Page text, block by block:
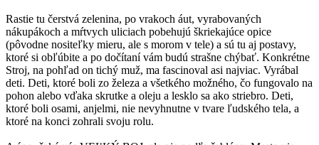
Rastie tu čerstvá zelenina, po vrakoch áut, vyrabovaných
nákupákoch a mŕtvych uliciach pobehujú škriekajúce opice
(pôvodne nositeľky mieru, ale s morom v tele) a sú tu aj postavy,
ktoré si obľúbite a po dočítaní vám budú strašne chýbať. Konkrétne
Stroj, na pohľad on tichý muž, ma fascinoval asi najviac. Vyrábal
deti. Deti, ktoré boli zo železa a všetkého možného, čo fungovalo na
pohon alebo vďaka skrutke a oleju a lesklo sa ako striebro. Deti,
ktoré boli osami, anjelmi, nie nevyhnutne v tvare ľudského tela, a
ktoré na konci zohrali svoju rolu.